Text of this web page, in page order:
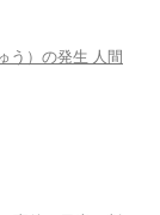
う）の発生 人間